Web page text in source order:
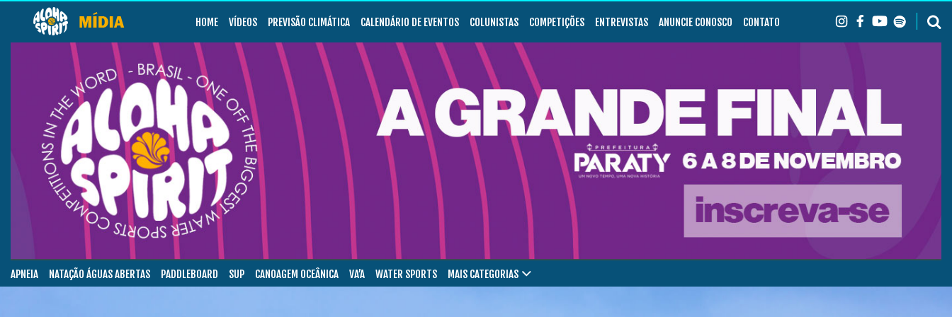
HOME VÍDEOS PREVISÃO CLIMÁTICA CALENDÁRIO DE EVENTOS COLUNISTAS COMPETIÇÕES ENTREVISTAS ANUNCIE CONOSCO CONTATO
APNEIA NATAÇÃO ÁGUAS ABERTAS PADDLEBOARD SUP CANOAGEM OCEÂNICA VA’A WATER SPORTS MAIS CATEGORIAS